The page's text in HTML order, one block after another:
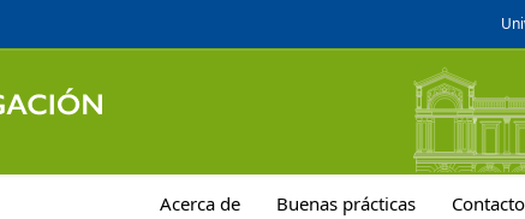
Acerca de Buenas prácticas Contacto